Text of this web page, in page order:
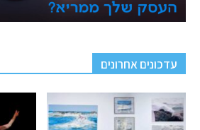
עדכונים אחרונים